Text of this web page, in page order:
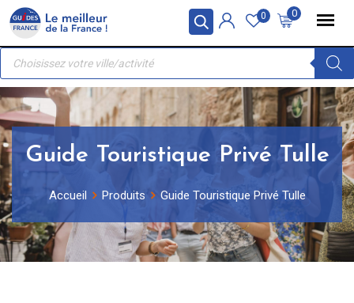
Panneau de gestion des cookies
Skip
content
0
0
Recherche
produits
Guide Touristique Privé Tulle
Accueil Produits Guide Touristique Privé Tulle